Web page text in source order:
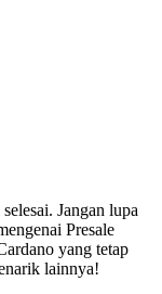
Jangan lupa
Presale
yang tetap
lainnya!